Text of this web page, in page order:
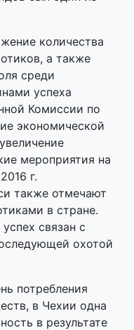
количества
а также
среди
успеха
Комиссии по
экономической
мероприятия на
г.
также отмечают
в стране.
связан с
охотой
потребления
в Чехии одна
в результате